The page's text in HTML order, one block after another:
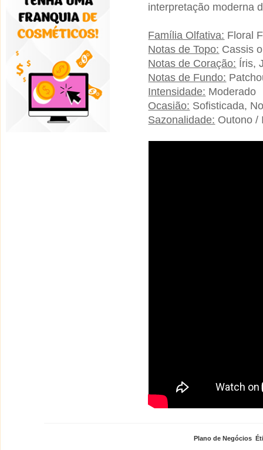
interpretação moderna
Família Olfativa: Floral
Notas de Topo: Cassis
Notas de Coração: Íris,
Notas de Fundo:
Intensidade: Moderado
Ocasião: Sofisticada,
Sazonalidade: Outono /
Plano de Negócios ,